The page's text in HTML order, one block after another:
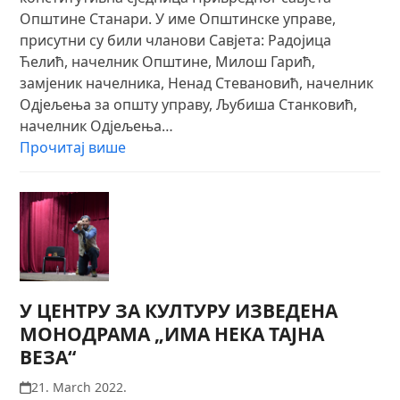
Општине Станари. У име Општинске управе,
присутни су били чланови Савјета: Радојица
Ћелић, начелник Општине, Милош Гарић,
замјеник начелника, Ненад Стевановић, начелник
Одјељења за општу управу, Љубиша Станковић,
начелник Одјељења…
Прочитај више
У ЦЕНТРУ ЗА КУЛТУРУ ИЗВЕДЕНА
МОНОДРАМА „ИМА НЕКА ТАЈНА
ВЕЗА“
21. March 2022.